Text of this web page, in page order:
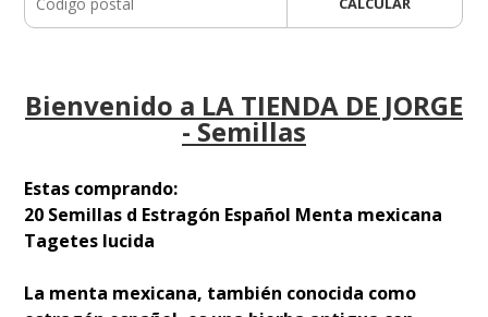
Bienvenido a LA TIENDA DE JORGE
- Semillas
Estas comprando:
20 Semillas d Estragón Español Menta mexicana
Tagetes lucida
La menta mexicana, también conocida como